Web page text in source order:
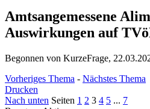
Amtsangemessene
Auswirkungen auf
Begonnen von KurzeFrage,
Vorheriges Thema - Nächstes Thema
Drucken
Nach unten Seiten 1 2 3 4 5 ... 7